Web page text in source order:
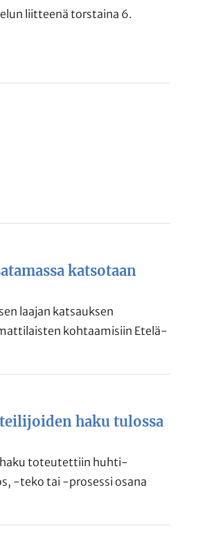
liitteenä torstaina 6.
katsotaan
laajan katsauksen
kohtaamisiin Etelä-
haku tulossa
haku toteutettiin huhti-
-teko tai -prosessi osana